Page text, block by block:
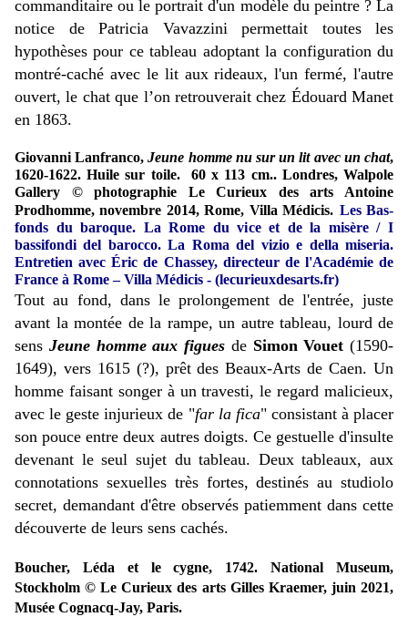
commanditaire ou le portrait d'un modèle du peintre ? La
notice de Patricia Vavazzini permettait toutes les
hypothèses pour ce tableau adoptant la configuration du
montré-caché avec le lit aux rideaux, l'un fermé, l'autre
ouvert, le chat que l’on retrouverait chez Édouard Manet
en 1863.
Giovanni Lanfranco,Jeune homme nu sur un lit avec un chat,
1620-1622. Huile sur toile. 60 x 113 cm.. Londres, Walpole
Gallery © photographie Le Curieux des arts Antoine
Prodhomme, novembre 2014, Rome, Villa Médicis. Les Bas-
fonds du baroque. La Rome du vice et de la misère / I
bassifondi del barocco. La Roma del vizio e della miseria.
Entretien avec Éric de Chassey, directeur de l'Académie de
France à Rome – Villa Médicis - (lecurieuxdesarts.fr)
Tout au fond, dans le prolongement de l'entrée, juste
avant la montée de la rampe, un autre tableau, lourd de
sens Jeune homme aux figues de Simon Vouet (1590-
1649), vers 1615 (?), prêt des Beaux-Arts de Caen. Un
homme faisant songer à un travesti, le regard malicieux,
avec le geste injurieux de "far la fica" consistant à placer
son pouce entre deux autres doigts. Ce gestuelle d'insulte
devenant le seul sujet du tableau. Deux tableaux, aux
connotations sexuelles très fortes, destinés au studiolo
secret, demandant d'être observés patiemment dans cette
découverte de leurs sens cachés.
Boucher, Léda et le cygne, 1742. National Museum,
Stockholm © Le Curieux des arts Gilles Kraemer, juin 2021,
Musée Cognacq-Jay, Paris.